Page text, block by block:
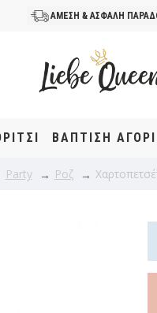
ΑΜΕΣΗ & ΑΣΦΑΛΗ
ΒΆΠΤΙΣΗ ΑΓΌΡΙ
Party Ροζ